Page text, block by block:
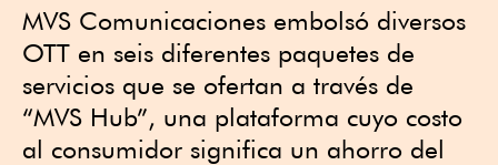
MVS Comunicaciones embolsó diversos
OTT en seis diferentes paquetes de
servicios que se ofertan a través de
“MVS Hub”, una plataforma cuyo costo
al consumidor significa un ahorro del